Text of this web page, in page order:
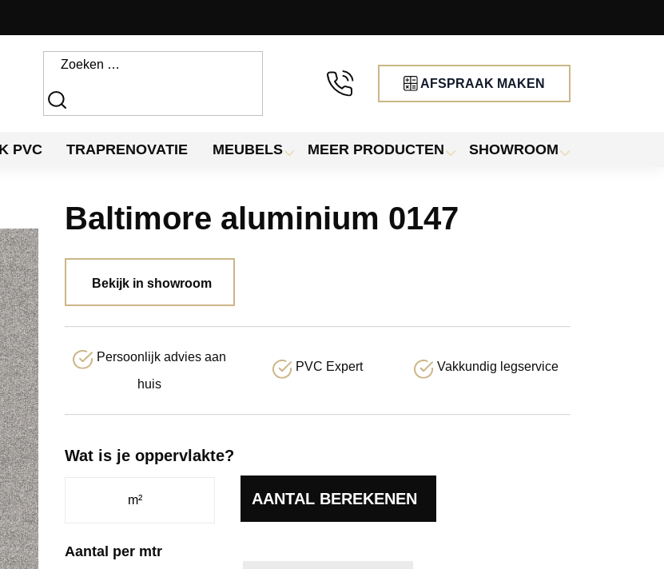
AFSPRAAK MAKEN
PVC TRAPRENOVATIE MEUBELS MEER PRODUCTEN SHOWROOM
Baltimore aluminium 0147
Bekijk in showroom
Persoonlijk advies aan
huis
PVC Expert Vakkundig legservice
Wat is je oppervlakte?
AANTAL BEREKENEN
Aantal per mtr